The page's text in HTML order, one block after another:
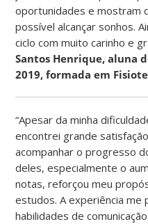
oportunidades e mostram
possível alcançar sonhos.
ciclo com muito carinho e
Santos Henrique, aluna
2019, formada em
“Apesar da minha
encontrei grande
acompanhar o progresso
deles, especialmente o
notas, reforçou meu
estudos. A experiência me
habilidades de